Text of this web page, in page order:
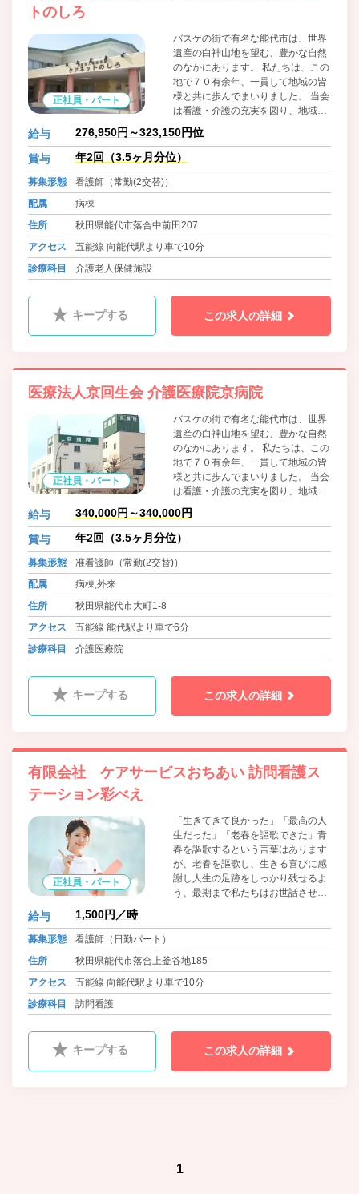
トのしろ
正社員・パート
バスケの街で有名な能代市は、世界
遺産の白神山地を望む、豊かな自然
のなかにあります。 私たちは、この
地で７０有余年、一貫して地域の皆
様と共に歩んでまいりました。 当会
は看護・介護の充実を図り、地域老
人医療に貢献すべく療養型医療施
設、老健施設を有しています。又、
疾病構造の変化による整形外科疾患
の増加を踏まえ専門医療を行う診療
役に立ちますことを、心より望んで
おります。
給与 276,950円～323,150円位
賞与 年2回（3.5ヶ月分位）
募集形態
看護師（常勤(2交替)）
配属
病棟
住所
秋田県能代市落合中前田207
アクセス
五能線 向能代駅より車で10分
診療科目
介護老人保健施設
キープする この求人の詳細
医療法人京回生会 介護医療院京病院
正社員・パート
バスケの街で有名な能代市は、世界
遺産の白神山地を望む、豊かな自然
のなかにあります。 私たちは、この
地で７０有余年、一貫して地域の皆
様と共に歩んでまいりました。 当会
は看護・介護の充実を図り、地域老
人医療に貢献すべく療養型医療施
設、老健施設を有しています。又、
疾病構造の変化による整形外科疾患
所も開設しています。皆様に、私ど
もの医療と介護のネットワークがお
給与 340,000円～340,000円
賞与 年2回（3.5ヶ月分位）
募集形態
准看護師（常勤(2交替)）
配属
病棟,外来
住所
秋田県能代市大町1-8
アクセス
五能線 能代駅より車で6分
診療科目
介護医療院
キープする この求人の詳細
有限会社 ケアサービスおちあい 訪問看護ス
テーション彩べえ
正社員・パート
「生きてきて良かった」「最高の人
生だった」「老春を謳歌できた」青
春を謳歌するという言葉はあります
が、老春を謳歌し、生きる喜びに感
謝し人生の足跡をしっかり残せるよ
う、最期まで私たちはお世話させて
給与 1,500円／時
募集形態
看護師（日勤パート）
住所
秋田県能代市落合上釜谷地185
アクセス
五能線 向能代駅より車で10分
診療科目
訪問看護
キープする この求人の詳細
1